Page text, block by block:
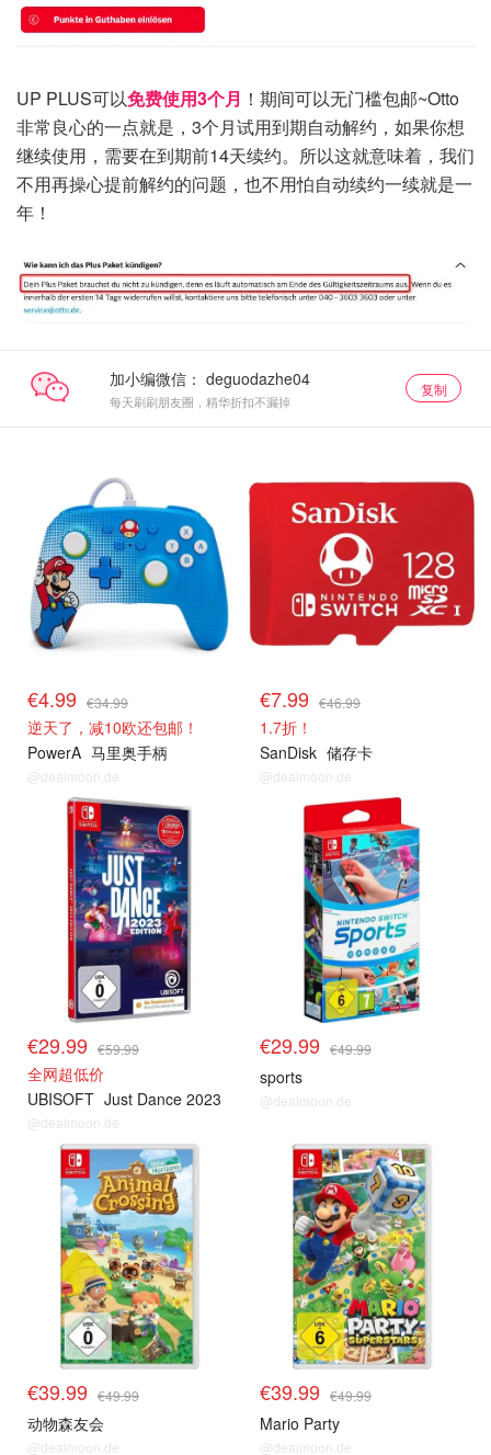
UP PLUS可以免费使用3个月 ！期间可以无门槛包邮~Otto
非常良心的一点就是，3个月试用到期自动解约，如果你想
继续使用，需要在到期前14天续约。所以这就意味着，我们
不用再操心提前解约的问题，也不用怕自动续约一续就是一
年！
加小编微信：
每天刷刷朋友圈，精华折扣不漏掉
复制
€4.99 €34.99
逆天了，减10欧还包邮！
PowerA 马里奥手柄
@dealmoon.de
€7.99 €46.99
1.7折！
SanDisk 储存卡
@dealmoon.de
单品小组
€29.99 €59.99
全网超低价
UBISOFT Just Dance 2023
@dealmoon.de
€29.99 €49.99
sports
@dealmoon.de
单品小组
€39.99 €49.99
动物森友会
@dealmoon.de
单品小组
€39.99 €49.99
Mario Party
@dealmoon.de